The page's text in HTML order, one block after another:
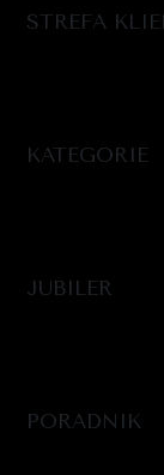
STREFA
KATEGORIE
JUBILER
PORADNIK